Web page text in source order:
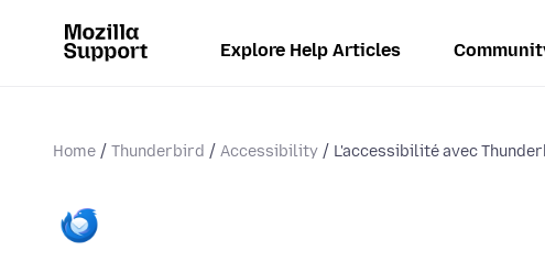
Explore Help Articles
Home Thunderbird Accessibility L'accessibilité avec